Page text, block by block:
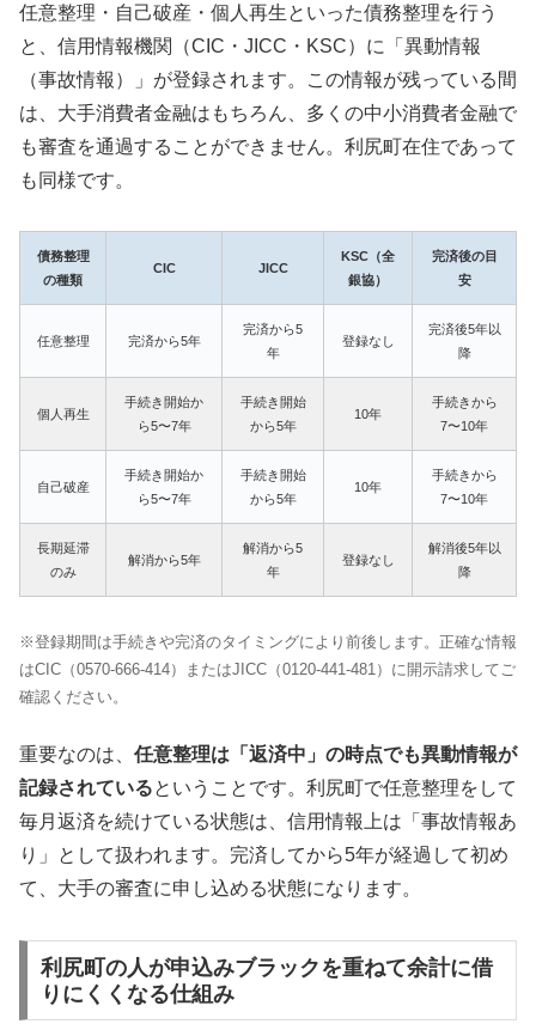
任意整理・自己破産・個人再生といった債務整理を行う
と、信用情報機関（CIC・JICC・KSC）に「異動情報
（事故情報）」が登録されます。この情報が残っている間
は、大手消費者金融はもちろん、多くの中小消費者金融で
も審査を通過することができません。利尻町在住であって
も同様です。
債務整理
の種類
CIC JICC
KSC（全
銀協）
完済後の目
安
任意整理 完済から5年
完済から5
年
登録なし
完済後5年以
降
個人再生
手続き開始か
ら5〜7年
手続き開始
から5年
10年
手続きから
7〜10年
自己破産
手続き開始か
ら5〜7年
手続き開始
から5年
10年
手続きから
7〜10年
長期延滞
のみ
解消から5年
解消から5
年
登録なし
解消後5年以
降
※登録期間は手続きや完済のタイミングにより前後します。正確な情報
はCIC（0570-666-414）またはJICC（0120-441-481）に開示請求してご
確認ください。
重要なのは、 任意整理は「返済中」の時点でも異動情報が
記録されているということです。利尻町で任意整理をして
毎月返済を続けている状態は、信用情報上は「事故情報あ
り」として扱われます。完済してから5年が経過して初め
て、大手の審査に申し込める状態になります。
利尻町の人が申込みブラックを重ねて余計に借
りにくくなる仕組み